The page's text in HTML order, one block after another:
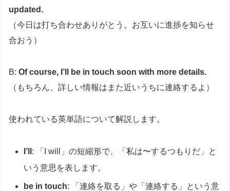
updated.
（今日は打ち合わせありがとう。お互いに進捗を知らせ
合おう）
B: Of course, I’ll be in touch soon with more details.
（もちろん、詳しい情報はまた近いうちに連絡するよ）
使われている英単語について解説します。
I’ll : 「I will」の短縮形で、「私は〜するつもりだ」と
いう意思を表します。
be in touch: 「連絡を取る」や「連絡する」という意